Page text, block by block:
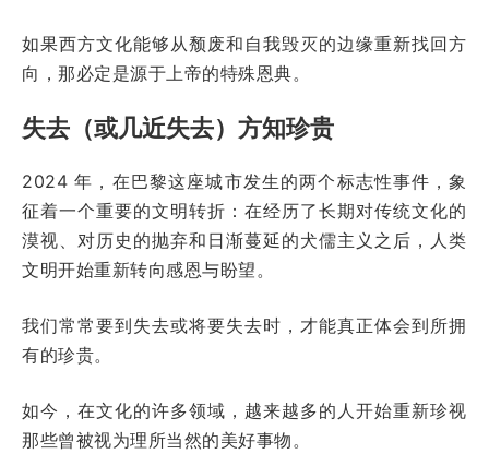
如果西方文化能够从颓废和自我毁灭的边缘重新找回方
向，那必定是源于上帝的特殊恩典。
失去（或几近失去）方知珍贵
2024 年，在巴黎这座城市发生的两个标志性事件，象
征着一个重要的文明转折：在经历了长期对传统文化的
漠视、对历史的抛弃和日渐蔓延的犬儒主义之后，人类
文明开始重新转向感恩与盼望。
我们常常要到失去或将要失去时，才能真正体会到所拥
有的珍贵。
如今，在文化的许多领域，越来越多的人开始重新珍视
那些曾被视为理所当然的美好事物。